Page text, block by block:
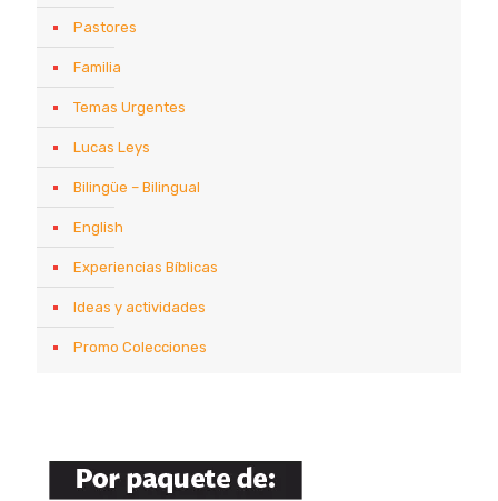
Pastores
Familia
Temas Urgentes
Lucas Leys
Bilingüe – Bilingual
English
Experiencias Bíblicas
Ideas y actividades
Promo Colecciones